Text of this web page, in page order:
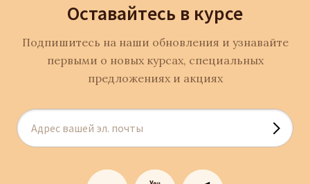
Оставайтесь в курсе
Подпишитесь на наши обновления и узнавайте
первыми о новых курсах, специальных
предложениях и акциях